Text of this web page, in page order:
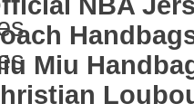
Miu